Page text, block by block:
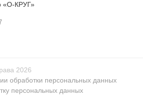
«О-КРУГ»
2026
обработки персональных данных
персональных данных